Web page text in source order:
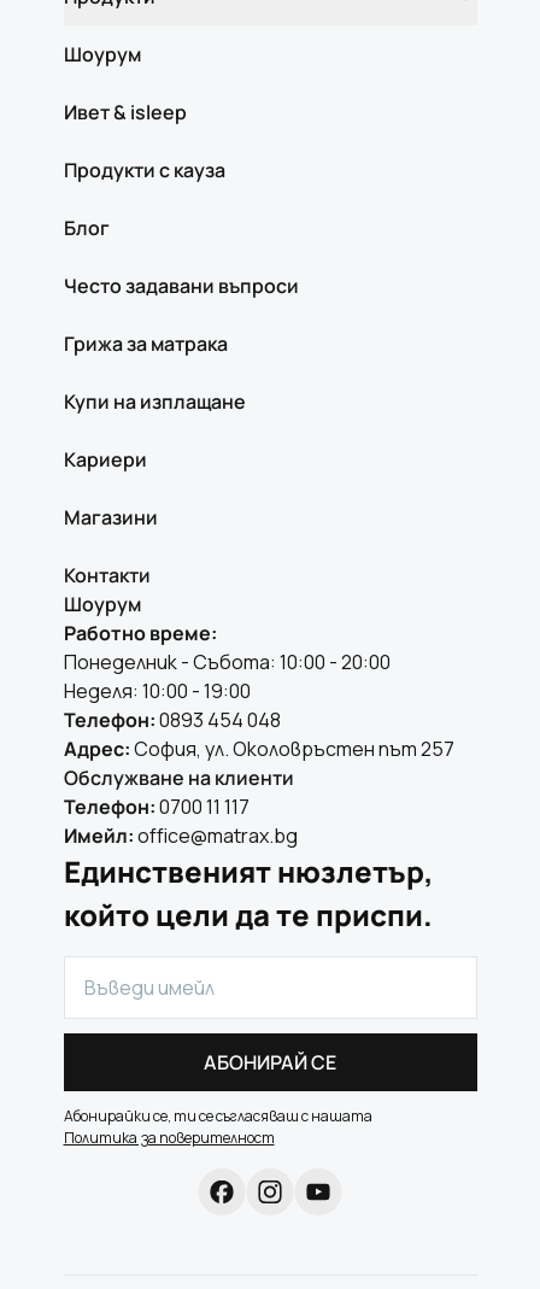
Шоурум
Ивет & isleep
Продукти с кауза
Блог
Често задавани въпроси
Грижа за матрака
Купи на изплащане
Кариери
Магазини
Контакти
Шоурум
Работно време:
Понеделник - Събота: 10:00 - 20:00
Неделя: 10:00 - 19:00
Телефон:0893 454 048
Адрес:София, ул. Околовръстен път 257
Обслужване на клиенти
Телефон:0700 11 117
Имейл:office@matrax.bg
Единственият нюзлетър,
който цели да те приспи.
АБОНИРАЙ СЕ
Абонирайки се, ти се съгласяваш с нашата
Политика за поверителност